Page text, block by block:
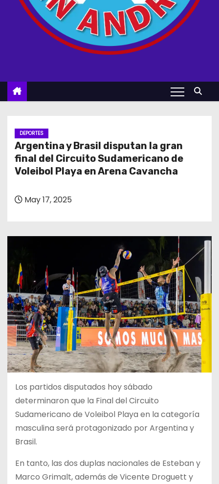
DEPORTES
Argentina y Brasil disputan la gran
final del Circuito Sudamericano de
Voleibol Playa en Arena Cavancha
May 17, 2025
Los partidos disputados hoy sábado
determinaron que la Final del Circuito
Sudamericano de Voleibol Playa en la categoría
masculina será protagonizado por Argentina y
Brasil.
En tanto, las dos duplas nacionales de Esteban y
Marco Grimalt, además de Vicente Droguett y